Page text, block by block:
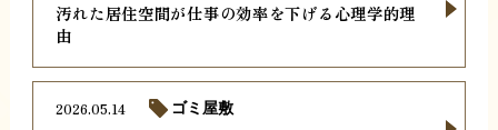
汚れた居住空間が仕事の効率を下げる心理学的理
由
2026.05.14 ゴミ屋敷